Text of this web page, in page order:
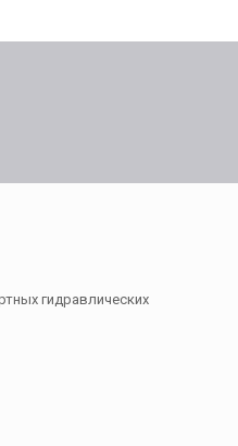
гидравлических